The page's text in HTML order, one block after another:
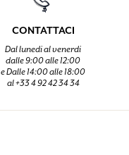
CONTATTACI
Dal lunedi al venerdi
dalle 9:00 alle 12:00
e Dalle 14:00 alle 18:00
al +33 4 92 42 34 34